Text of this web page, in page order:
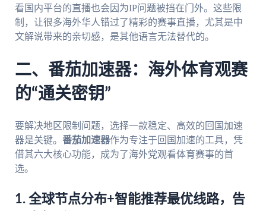
看国内平台的直播也会因为IP问题被挡在门外。这些限
制，让很多海外华人错过了精彩的赛事直播，尤其是中
文解说带来的亲切感，是其他语言无法替代的。
二、番茄加速器：海外体育观赛
的“通关密钥”
要解决地区限制问题，选择一款稳定、高效的回国加速
器是关键。 番茄加速器作为专注于回国加速的工具，凭
借其六大核心功能，成为了海外党观看体育赛事的首
选。
1. 全球节点分布+智能推荐最优线路，告